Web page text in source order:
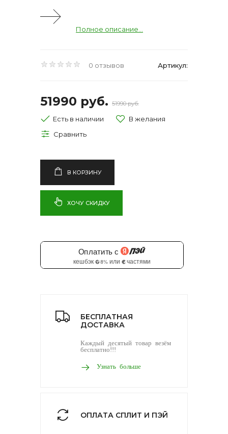
Полное описание...
0 отзывов Артикул:
51990 руб. 51990 руб.
Есть в наличии
В КОРЗИНУ
ХОЧУ СКИДКУ
БЕСПЛАТНАЯ
ДОСТАВКА
Каждый десятый товар везём
бесплатно!!!
Узнать больше
ОПЛАТА СПЛИТ И ПЭЙ